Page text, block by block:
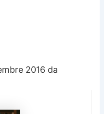
2016 da